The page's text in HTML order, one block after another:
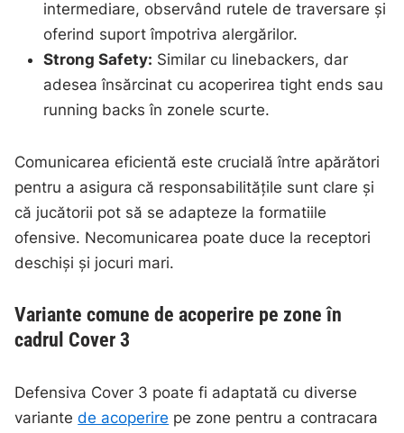
intermediare, observând rutele de traversare și
oferind suport împotriva alergărilor.
Strong Safety: Similar cu linebackers, dar
adesea însărcinat cu acoperirea tight ends sau
running backs în zonele scurte.
Comunicarea eficientă este crucială între apărători
pentru a asigura că responsabilitățile sunt clare și
că jucătorii pot să se adapteze la formatiile
ofensive. Necomunicarea poate duce la receptori
deschiși și jocuri mari.
Variante comune de acoperire pe zone în
cadrul Cover 3
Defensiva Cover 3 poate fi adaptată cu diverse
variantede acoperire pe zone pentru a contracara